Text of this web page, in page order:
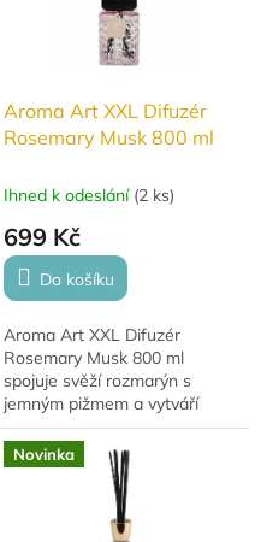
Aroma Art XXL Difuzér
Rosemary Musk 800 ml
Ihned k odeslání (2 ks)
699 Kč
Do košíku
Aroma Art XXL Difuzér
Rosemary Musk 800 ml
spojuje svěží rozmarýn s
jemným pižmem a vytváří
moderní bytovou vůni pro
každou místnost. Elegantní
difuzér z růžového skla je...
Novinka